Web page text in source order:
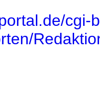
cgi-